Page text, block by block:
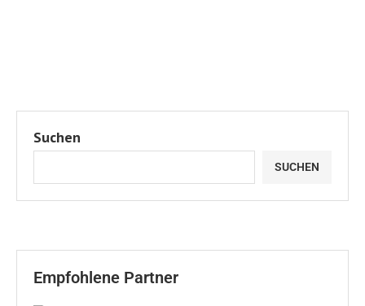
Suchen
SUCHEN
Empfohlene Partner